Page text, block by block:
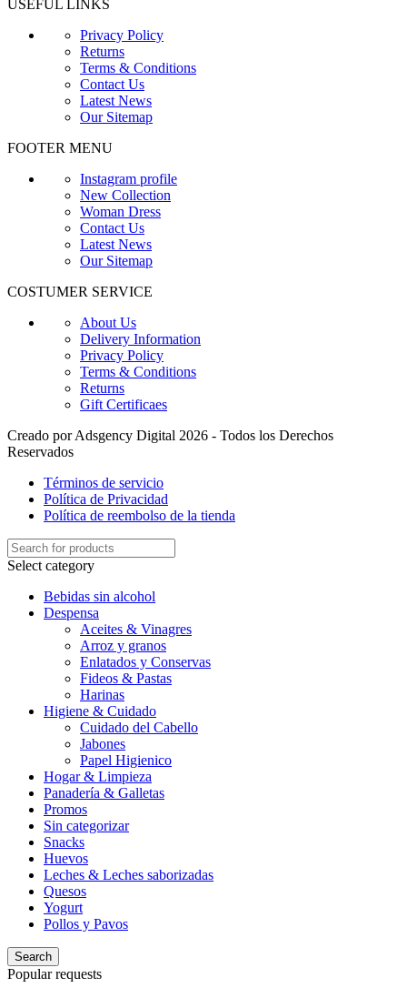
USEFUL LINKS
Privacy Policy
Returns
Terms & Conditions
Contact Us
Latest News
Our Sitemap
FOOTER MENU
Instagram profile
New Collection
Woman Dress
Contact Us
Latest News
Our Sitemap
COSTUMER SERVICE
About Us
Delivery Information
Privacy Policy
Terms & Conditions
Returns
Gift Certificaes
Creado por Adsgency Digital 2026 - Todos los Derechos
Reservados
Términos de servicio
Política de Privacidad
Política de reembolso de la tienda
Select category
Bebidas sin alcohol
Despensa
Aceites & Vinagres
Arroz y granos
Enlatados y Conservas
Fideos & Pastas
Harinas
Higiene & Cuidado
Cuidado del Cabello
Jabones
Papel Higienico
Hogar & Limpieza
Panadería & Galletas
Promos
Sin categorizar
Snacks
Huevos
Leches & Leches saborizadas
Quesos
Yogurt
Pollos y Pavos
Search
Popular requests